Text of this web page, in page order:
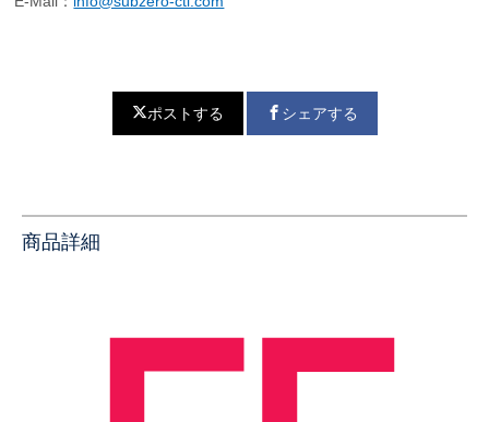
ポストする シェアする
商品詳細